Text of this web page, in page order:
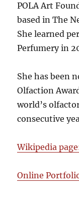
POLA Art
based in The
She learned
Perfumery in
She has been
Olfaction
world’s
consecutive
Wikipedia
Online